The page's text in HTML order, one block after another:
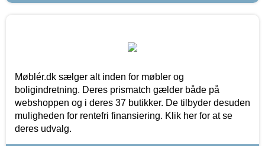
Møblér.dk sælger alt inden for møbler og
boligindretning. Deres prismatch gælder både på
webshoppen og i deres 37 butikker. De tilbyder desuden
muligheden for rentefri finansiering. Klik her for at se
deres udvalg.